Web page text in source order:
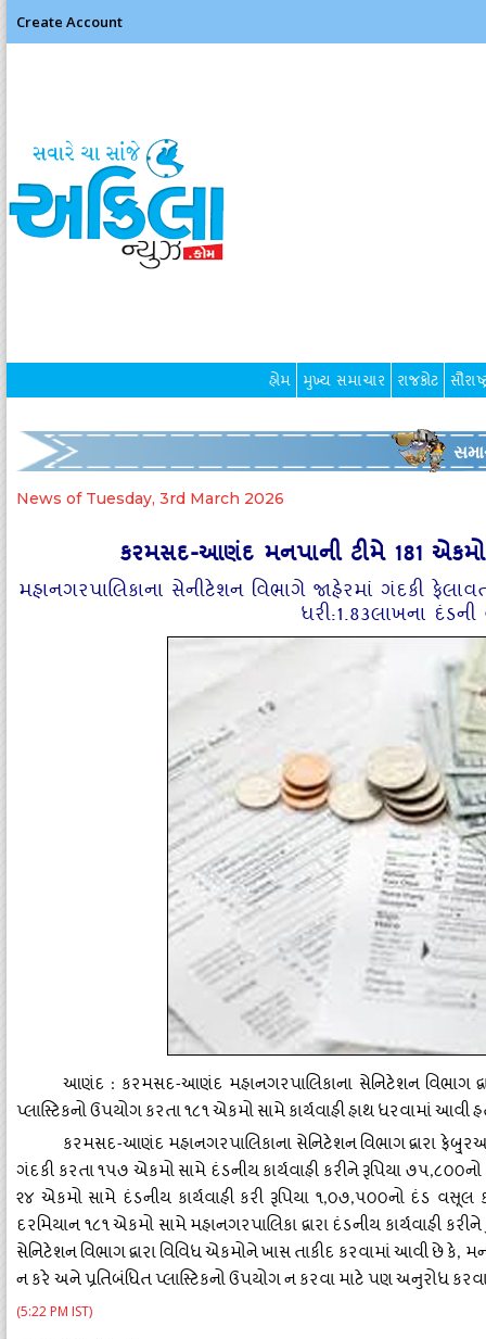
Create Account
હોમ મુખ્ય સમાચાર રાજકોટ
News of Tuesday, 3rd March 2026
કરમસદ-આણંદ મનપાની ટીમે 181
મહાનગરપાલિકાના સેનીટેશન વિભાગે જાહેરમાં ગંદકી
ધરી:1.83લાખના
આણંદ : કરમસદ-આણંદ મહાનગરપાલિકાના સેનિટેશન વિભાગ
પ્લાસ્ટિકનોઉપયોગકરતા૧૮૧એકમોસામેકાર્યવાહીહાથધરવામાંઆવી
કરમસદ-આણંદ મહાનગરપાલિકાના સેનિટેશનવિભાગદ્વારા
ગંદકી કરતા૧૫૭ એકમોસામે દંડનીયકાર્યવાહી કરીનેરૂપિયા૭૫,૮૦૦નો
૨૪ એકમો સામે દંડનીય કાર્યવાહી કરી રૂપિયા ૧,૦૭,૫૦૦નો દંડ વસૂલ
દરમિયાન૧૮૧એકમો સામેમહાનગરપાલિકાદ્વારાદંડનીય કાર્યવાહી કરીને
સેનિટેશનવિભાગદ્વારાવિવિધએકમોનેખાસતાકીદ કરવામાંઆવીછેકે,
નકરે અનેપ્રતિબંધિતપ્લાસ્ટિકનોઉપયોગનકરવામાટેપણઅનુરોધ
(5:22 PM IST)